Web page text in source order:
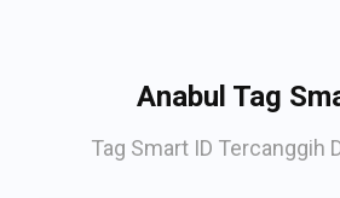
Anabul Tag
Tag Smart ID Tercanggih